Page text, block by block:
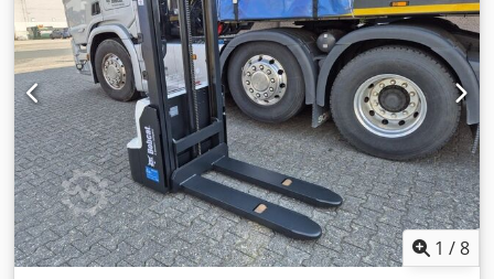
1 /8